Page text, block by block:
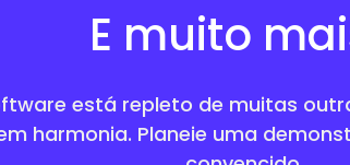
E muito
está repleto de muitas
harmonia. Planeie uma